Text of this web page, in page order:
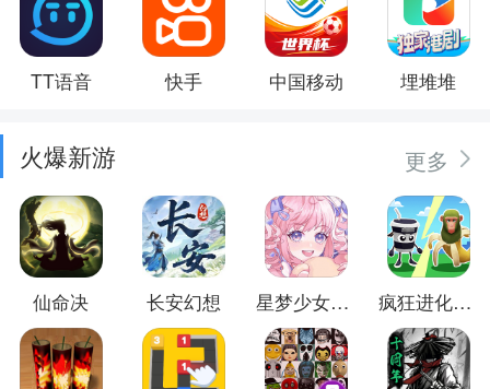
TT语音 快手 中国移动 埋堆堆
火爆新游 更多
仙命决 长安幻想 星梦少女换装 疯狂进化防卫战